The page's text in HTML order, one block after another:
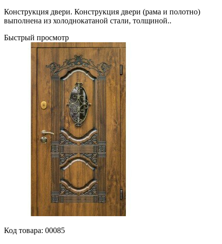
Конструкция двери. Конструкция двери (рама и полотно)
выполнена из холоднокатаной стали, толщиной..
Быстрый просмотр
Код товара: 00085